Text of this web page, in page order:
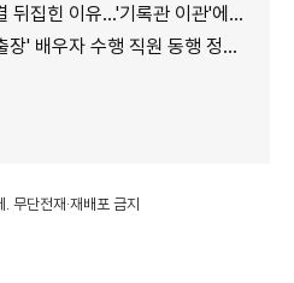
이유…'기록관 이관'에 소송 실익 쟁점
우자 수행 직원 동행 정황 포착
단전재·재배포 금지